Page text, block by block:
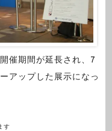
催期間が延長され、7
アップした展示になっ
す